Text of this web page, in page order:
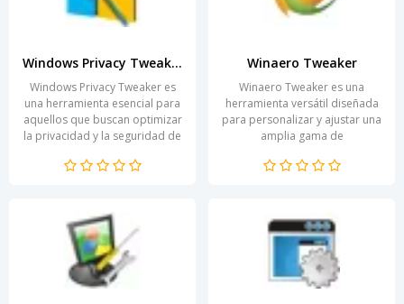
Windows Privacy Tweaker
Windows Privacy Tweaker es
una herramienta esencial para
aquellos que buscan optimizar
la privacidad y la seguridad de
Con un...
Winaero Tweaker
Winaero Tweaker es una
herramienta versátil diseñada
para personalizar y ajustar una
amplia gama de
operativos Windows. Su